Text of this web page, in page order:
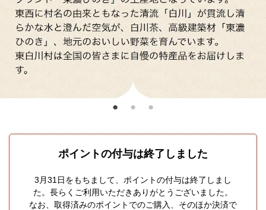
ポイントの付与は終了しました
3月31日をもちまして、ポイントの付与は終了しまし
た。 長らくご利用いただきありがとうございました。
なお、取得済みのポイントでのご購入、そのほか決済で